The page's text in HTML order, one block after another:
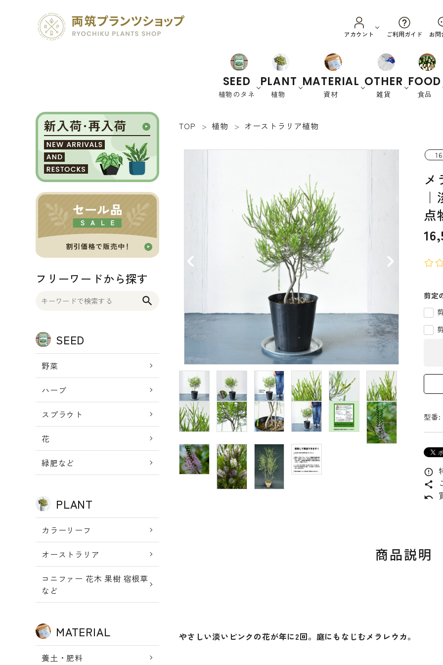
アカウント ご利用ガイド お問
SEED
植物のタネ
ト
PLANT
植物
ア
MATERIAL
資材
OTHER
雑貨
類
籍
FOOD
食品
search
SEED 植物のタネ
PLANT 植物
MATERIAL 資材
OTHER 雑貨
ご利用ガイド
プライバシーポリシー
特定商取引法について
お問い合わせ
ようこそ ゲスト 様
ログイン
フリーワードから探す
search
SEED
野菜
ハーブ
スプラウト
花
緑肥など
PLANT
カラーリーフ
オーストラリア
コニファー 花木 果樹 宿根草
など
MATERIAL
養土・肥料
TOP 植物 オーストラリア植物
メ
点
剪定
型番:
error_outline
share
undo
商品説明
やさしい淡いピンクの花が年に2回。庭にもなじむメラレウカ。